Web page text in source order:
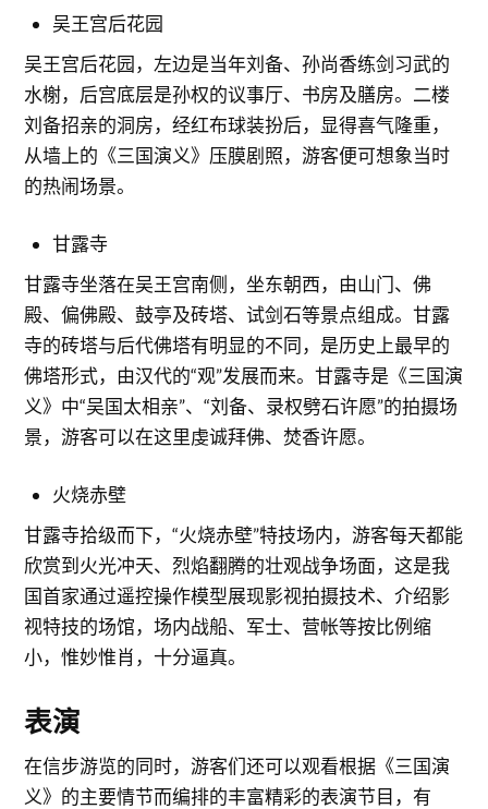
吴王宫后花园
吴王宫后花园，左边是当年刘备、孙尚香练剑习武的
水榭，后宫底层是孙权的议事厅、书房及膳房。二楼
刘备招亲的洞房，经红布球装扮后，显得喜气隆重，
从墙上的《三国演义》压膜剧照，游客便可想象当时
的热闹场景。
甘露寺
甘露寺坐落在吴王宫南侧，坐东朝西，由山门、佛
殿、偏佛殿、鼓亭及砖塔、试剑石等景点组成。甘露
寺的砖塔与后代佛塔有明显的不同，是历史上最早的
佛塔形式，由汉代的“观”发展而来。甘露寺是《三国演
义》中“吴国太相亲”、“刘备、录权劈石许愿”的拍摄场
景，游客可以在这里虔诚拜佛、焚香许愿。
火烧赤壁
甘露寺拾级而下，“火烧赤壁”特技场内，游客每天都能
欣赏到火光冲天、烈焰翻腾的壮观战争场面，这是我
国首家通过遥控操作模型展现影视拍摄技术、介绍影
视特技的场馆，场内战船、军士、营帐等按比例缩
小，惟妙惟肖，十分逼真。
表演
在信步游览的同时，游客们还可以观看根据《三国演
义》的主要情节而编排的丰富精彩的表演节目，有